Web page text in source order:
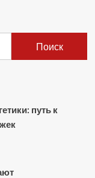
Поиск
путь к